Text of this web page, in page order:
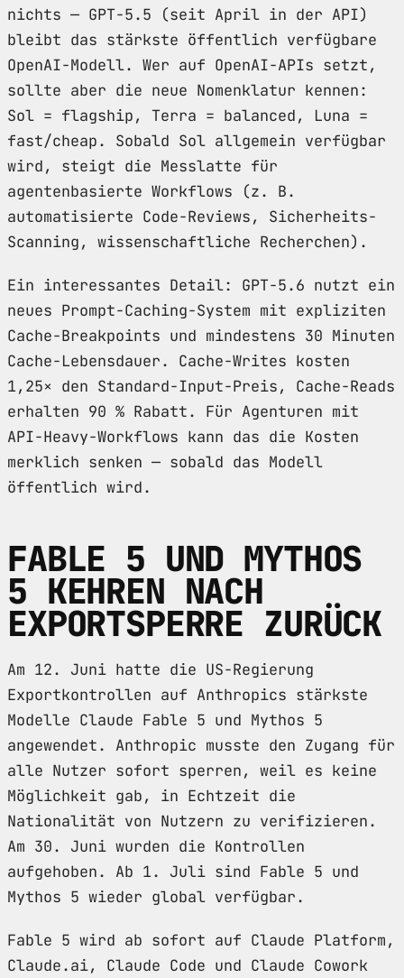
nichts — GPT-5.5 (seit April in der API)
bleibt das stärkste öffentlich verfügbare
OpenAI-Modell. Wer auf OpenAI-APIs setzt,
sollte aber die neue Nomenklatur kennen:
Sol = flagship, Terra = balanced, Luna =
fast/cheap. Sobald Sol allgemein verfügbar
wird, steigt die Messlatte für
agentenbasierte Workflows (z. B.
automatisierte Code-Reviews, Sicherheits-
Scanning, wissenschaftliche Recherchen).
Ein interessantes Detail: GPT-5.6 nutzt ein
neues Prompt-Caching-System mit expliziten
Cache-Breakpoints und mindestens 30 Minuten
Cache-Lebensdauer. Cache-Writes kosten
1,25× den Standard-Input-Preis, Cache-Reads
erhalten 90 % Rabatt. Für Agenturen mit
API-Heavy-Workflows kann das die Kosten
merklich senken — sobald das Modell
öffentlich wird.
FABLE 5 UND MYTHOS
5 KEHREN NACH
EXPORTSPERRE ZURÜCK
Am 12. Juni hatte die US-Regierung
Exportkontrollen auf Anthropics stärkste
Modelle Claude Fable 5 und Mythos 5
angewendet. Anthropic musste den Zugang für
alle Nutzer sofort sperren, weil es keine
Möglichkeit gab, in Echtzeit die
Nationalität von Nutzern zu verifizieren.
Am 30. Juni wurden die Kontrollen
aufgehoben. Ab 1. Juli sind Fable 5 und
Mythos 5 wieder global verfügbar.
Fable 5 wird ab sofort auf Claude Platform,
Claude.ai, Claude Code und Claude Cowork